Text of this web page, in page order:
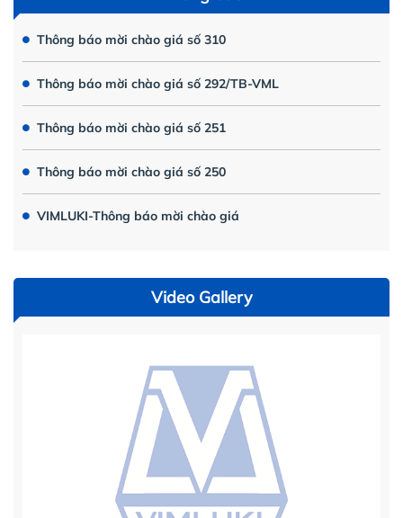
Thông báo mời chào giá số 310
Thông báo mời chào giá số 292/TB-VML
Thông báo mời chào giá số 251
Thông báo mời chào giá số 250
VIMLUKI-Thông báo mời chào giá
Video Gallery